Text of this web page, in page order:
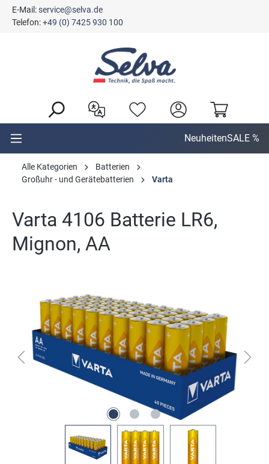
springen
E-Mail:service@selva.de
Telefon:+49 (0) 7425 930 100
NeuheitenSALE %
Alle Kategorien
Batterien
Großuhr - und Gerätebatterien
Varta
Varta 4106 Batterie LR6,
Mignon, AA
Bildergalerie überspringen